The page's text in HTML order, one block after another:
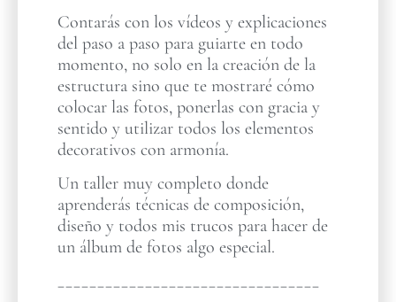
Contarás con los vídeos y explicaciones
del paso a paso para guiarte en todo
momento, no solo en la creación de la
estructura sino que te mostraré cómo
colocar las fotos, ponerlas con gracia y
sentido y utilizar todos los elementos
decorativos con armonía.
Un taller muy completo donde
aprenderás técnicas de composición,
diseño y todos mis trucos para hacer de
un álbum de fotos algo especial.
_________________________________